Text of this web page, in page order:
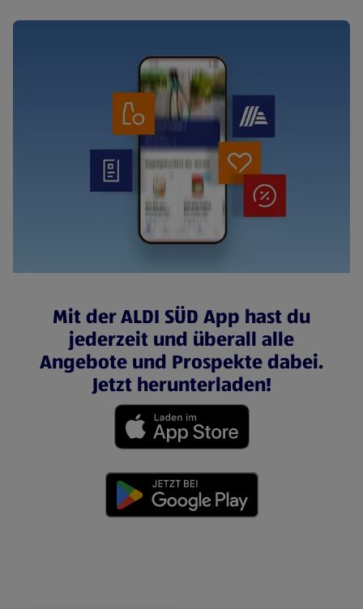
Mit der ALDI SÜD App hast du
jederzeit und überall alle
Angebote und Prospekte dabei.
Jetzt herunterladen!